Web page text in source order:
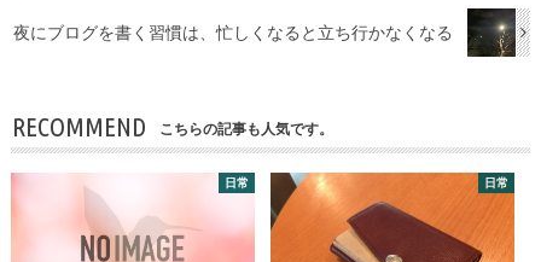
夜にブログを書く習慣は、忙しくなると立ち行かなくなる
RECOMMEND こちらの記事も人気です。
日常 日常